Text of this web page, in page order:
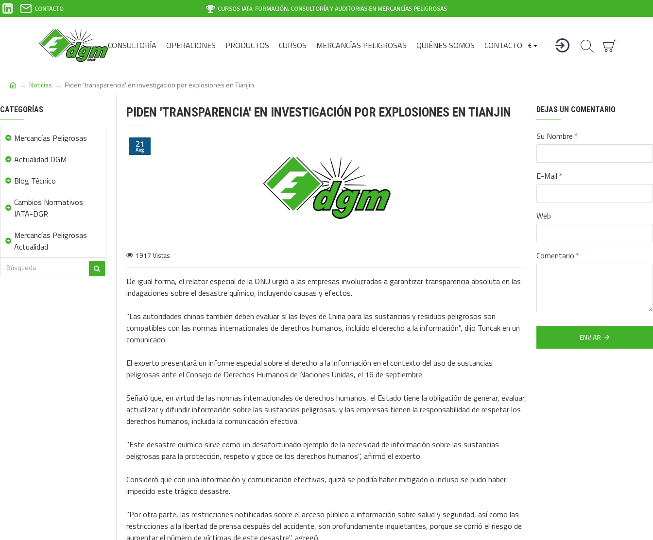
CONTACTO CURSOS IATA, FORMACIÓN, CONSULTORÍA Y AUDITORIAS EN MERCANCÍAS PELIGROSAS
CONSULTORÍA OPERACIONES PRODUCTOS CURSOS MERCANCÍAS PELIGROSAS QUIÉNES SOMOS CONTACTO €
Noticias Piden 'transparencia' en investigación por explosiones en Tianjin
CATEGORÍAS
Mercancías Peligrosas
Actualidad DGM
Blog Técnico
Cambios Normativos
IATA-DGR
Mercancías Peligrosas
Actualidad
PIDEN 'TRANSPARENCIA' EN INVESTIGACIÓN POR EXPLOSIONES EN TIANJIN
21
Aug
1917 Vistas
De igual forma, el relator especial de la ONU urgió a las empresas involucradas a garantizar transparencia absoluta en las
indagaciones sobre el desastre químico, incluyendo causas y efectos.
"Las autoridades chinas también deben evaluar si las leyes de China para las sustancias y residuos peligrosos son
compatibles con las normas internacionales de derechos humanos, incluido el derecho a la información", dijo Tuncak en un
comunicado.
El experto presentará un informe especial sobre el derecho a la información en el contexto del uso de sustancias
peligrosas ante el Consejo de Derechos Humanos de Naciones Unidas, el 16 de septiembre.
Señaló que, en virtud de las normas internacionales de derechos humanos, el Estado tiene la obligación de generar, evaluar,
actualizar y difundir información sobre las sustancias peligrosas, y las empresas tienen la responsabilidad de respetar los
derechos humanos, incluida la comunicación efectiva.
"Este desastre químico sirve como un desafortunado ejemplo de la necesidad de información sobre las sustancias
peligrosas para la protección, respeto y goce de los derechos humanos", afirmó el experto.
Consideró que con una información y comunicación efectivas, quizá se podría haber mitigado o incluso se pudo haber
impedido este trágico desastre.
"Por otra parte, las restricciones notificadas sobre el acceso público a información sobre salud y seguridad, así como las
restricciones a la libertad de prensa después del accidente, son profundamente inquietantes, porque se corrió el riesgo de
DEJAS UN COMENTARIO
Su Nombre
E-Mail
Web
Comentario
ENVIAR